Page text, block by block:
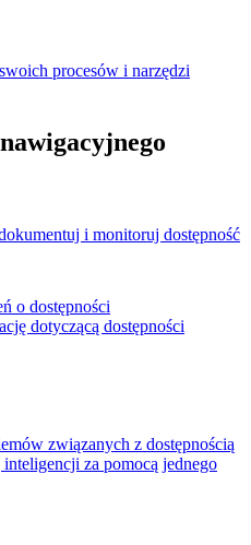
procesów i narzędzi
i monitoruj dostępność
o dostępności
dotyczącą dostępności
związanych z dostępnością
inteligencji za pomocą jednego